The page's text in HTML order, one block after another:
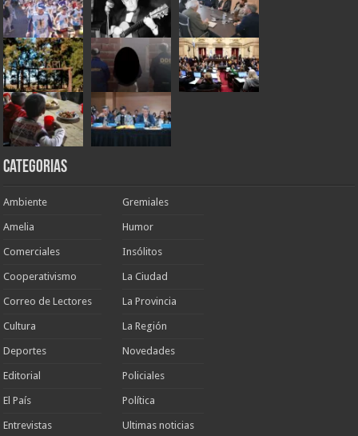
Categorias
Ambiente
Amelia
Comerciales
Cooperativismo
Correo de Lectores
Cultura
Deportes
Editorial
El País
Entrevistas
Gremiales
Humor
Insólitos
La Ciudad
La Provincia
La Región
Novedades
Policiales
Política
Ultimas noticias